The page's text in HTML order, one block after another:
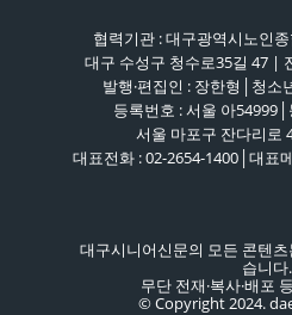
협력기관 : 대구광역시노인
대구 수성구 청수로35길 47 |
발행·편집인 : 장한형│청소
등록번호 : 서울 아
서울 마포구 잔다리로
대표전화 : 02-2654-1400│대표
대구시니어신문의 모든 콘텐
습니다.
무단 전재·복사·배포
© Copyright 2024.